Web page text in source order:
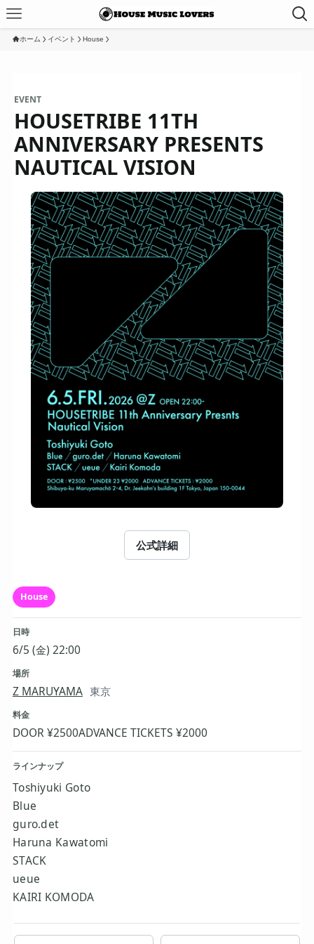
ホーム イベント House
EVENT
HOUSETRIBE 11TH
ANNIVERSARY PRESENTS
NAUTICAL VISION
公式詳細
House
日時
6/5 (金) 22:00
場所
Z MARUYAMA 東京
料金
DOOR ¥2500ADVANCE TICKETS ¥2000
ラインナップ
Toshiyuki Goto
Blue
guro.det
Haruna Kawatomi
STACK
ueue
KAIRI KOMODA